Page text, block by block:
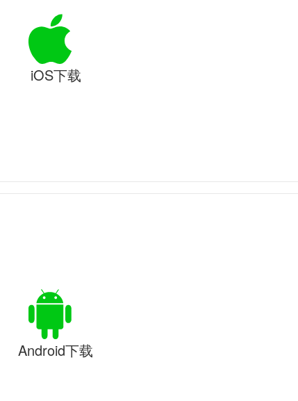
iOS下载
Android下载